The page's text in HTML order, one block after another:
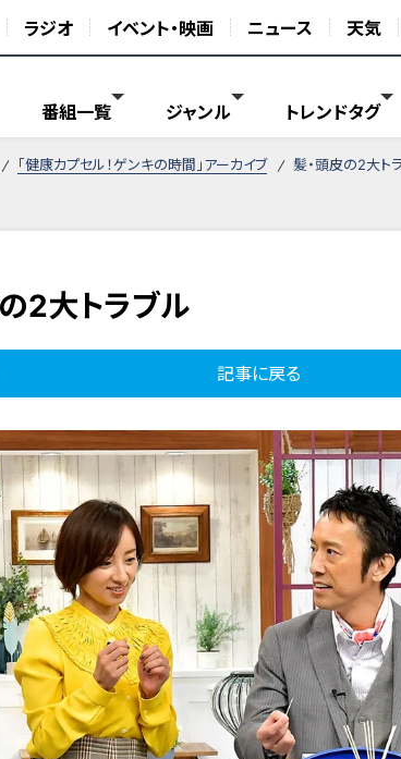
ラジオ イベント・映画 ニュース 天気
番組一覧 ジャンル トレンドタグ
「健康カプセル！ゲンキの時間」アーカイブ 髪・頭皮の2大ト
2大トラブル
記事に戻る